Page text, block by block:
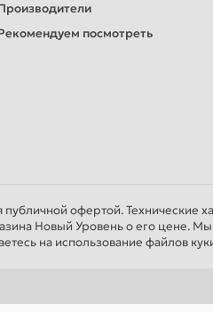
посмотреть
публичной офертой.
Новый Уровень о его цене.
на использование файлов